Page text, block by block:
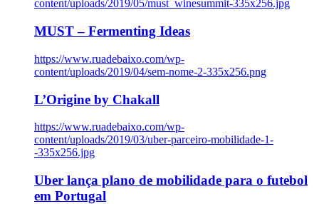
content/uploads/2019/05/must_winesummit-335x256.jpg
MUST – Fermenting Ideas
https://www.ruadebaixo.com/wp-
content/uploads/2019/04/sem-nome-2-335x256.png
L’Origine by Chakall
https://www.ruadebaixo.com/wp-
content/uploads/2019/03/uber-parceiro-mobilidade-1-
-335x256.jpg
Uber lança plano de mobilidade para o futebol
em Portugal